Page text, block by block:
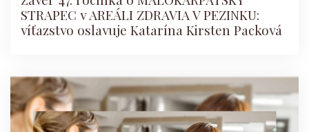
STRAPEC v AREÁLI ZDRAVIA V PEZINKU:
víťazstvo oslavuje Katarína Kirsten Packová